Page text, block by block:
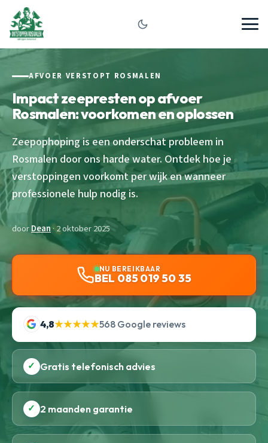
AFVOER VERSTOPT ROSMALEN
Impact zeepresten op afvoer
Rosmalen: voorkomen en oplossen
Zeepophoping is een onderschat probleem in
Rosmalen door ons harde water. Ontdek hoe je
verstoppingen voorkomt per wijk en wanneer
professionele hulp nodig is.
doorDean· 2 oktober 2025
NU BEREIKBAAR
BEL 085 019 50 35
4,8★★★★★568 Google reviews
✓ Gratis telefonisch advies
✓ 2 maanden garantie